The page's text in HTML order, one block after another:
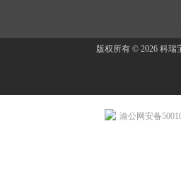
版权所有 © 2026 科
渝公网安备